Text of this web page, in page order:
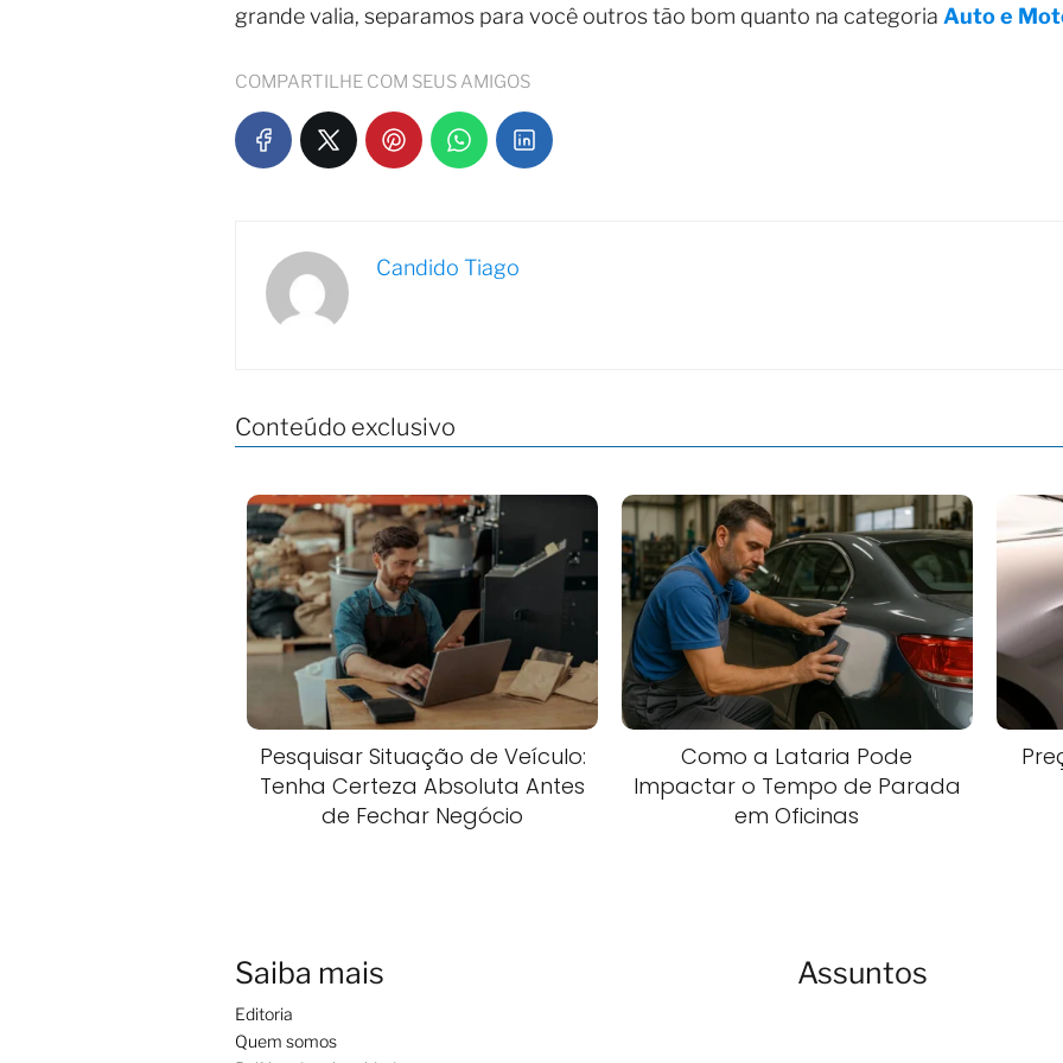
grande valia, separamos para você outros tão bom quanto na categoria Auto e
COMPARTILHE COM SEUS AMIGOS
Candido Tiago
Conteúdo exclusivo
Pesquisar Situação de Veículo:
Tenha Certeza Absoluta Antes
de Fechar Negócio
Como a Lataria Pode
Impactar o Tempo de Parada
em Oficinas
Saiba mais
Editoria
Quem somos
Assuntos